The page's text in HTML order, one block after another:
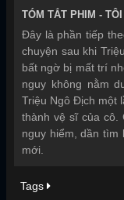
TÓM TẮT PHIM -
Đây là phần tiếp
chuyện sau khi
bất ngờ bị mất trí
nguy không nằm
Triệu Ngô Địch một
thành vệ sĩ của cô.
nguy hiểm, dần tìm
mới.
Tags